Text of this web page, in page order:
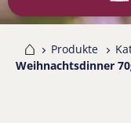
Produkte
Weihnachtsdinner